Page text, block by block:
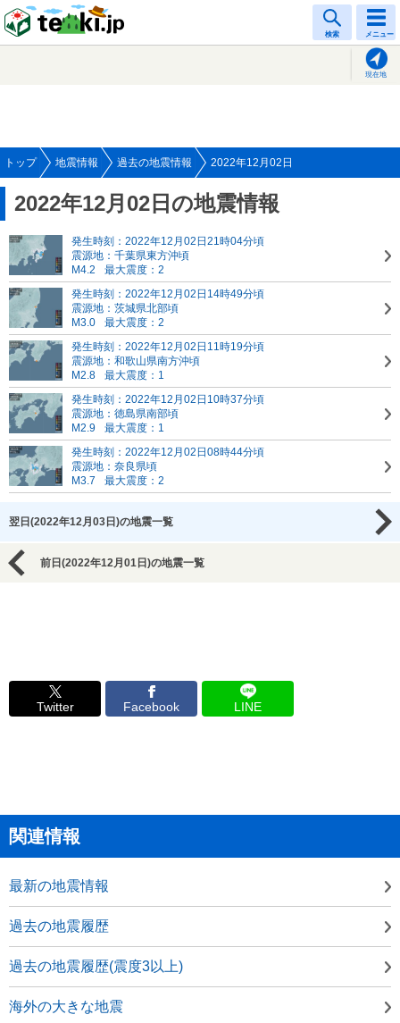
検索 メニュー
現在地
トップ 地震情報 過去の地震情報 2022年12月02日
2022年12月02日の地震情報
発生時刻：2022年12月02日21時04分頃
震源地：千葉県東方沖頃
M4.2
最大震度：2
発生時刻：2022年12月02日14時49分頃
震源地：茨城県北部頃
M3.0
最大震度：2
発生時刻：2022年12月02日11時19分頃
震源地：和歌山県南方沖頃
M2.8
最大震度：1
発生時刻：2022年12月02日10時37分頃
震源地：徳島県南部頃
M2.9
最大震度：1
発生時刻：2022年12月02日08時44分頃
震源地：奈良県頃
M3.7
最大震度：2
翌日(2022年12月03日)の地震一覧
前日(2022年12月01日)の地震一覧
Twitter Facebook LINE
関連情報
最新の地震情報
過去の地震履歴
過去の地震履歴(震度3以上)
海外の大きな地震